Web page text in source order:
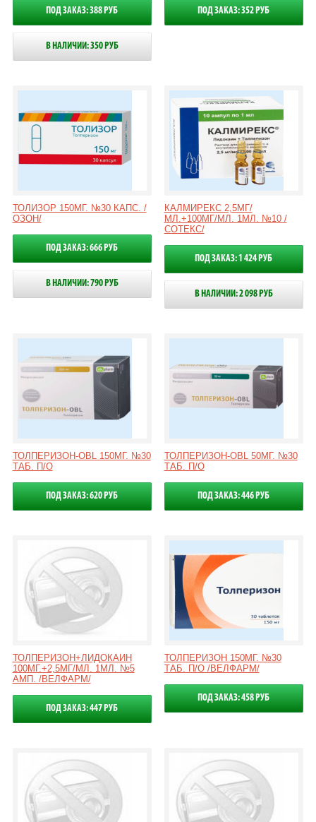
ПОД ЗАКАЗ: 388 РУБ
В НАЛИЧИИ: 350 РУБ
ПОД ЗАКАЗ: 352 РУБ
ТОЛИЗОР 150МГ. №30 КАПС. /
ОЗОН/
ПОД ЗАКАЗ: 666 РУБ
В НАЛИЧИИ: 790 РУБ
КАЛМИРЕКС 2,5МГ/
МЛ.+100МГ/МЛ. 1МЛ. №10 /
СОТЕКС/
ПОД ЗАКАЗ: 1 424 РУБ
В НАЛИЧИИ: 2 098 РУБ
ТОЛПЕРИЗОН-OBL 150МГ. №30
ТАБ. П/О
ПОД ЗАКАЗ: 620 РУБ
ТОЛПЕРИЗОН-OBL 50МГ. №30
ТАБ. П/О
ПОД ЗАКАЗ: 446 РУБ
ТОЛПЕРИЗОН+ЛИДОКАИН
100МГ.+2,5МГ/МЛ. 1МЛ. №5
АМП. /ВЕЛФАРМ/
ПОД ЗАКАЗ: 447 РУБ
ТОЛПЕРИЗОН 150МГ. №30
ТАБ. П/О /ВЕЛФАРМ/
ПОД ЗАКАЗ: 458 РУБ